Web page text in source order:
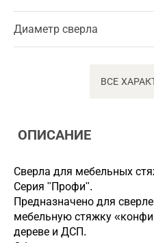
Диаметр сверла
ВСЕ
ОПИСАНИЕ
Сверла для мебельных
Серия "Профи".
Предназначено для
мебельную стяжку
дереве и ДСП.